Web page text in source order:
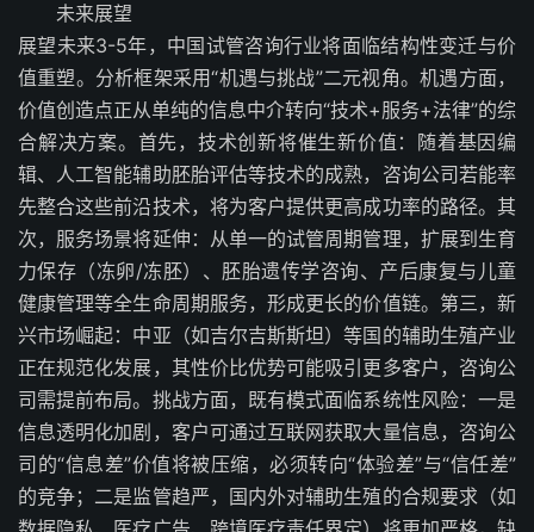
未来展望
展望未来3-5年，中国试管咨询行业将面临结构性变迁与价
值重塑。分析框架采用“机遇与挑战”二元视角。机遇方面，
价值创造点正从单纯的信息中介转向“技术+服务+法律”的综
合解决方案。首先，技术创新将催生新价值：随着基因编
辑、人工智能辅助胚胎评估等技术的成熟，咨询公司若能率
先整合这些前沿技术，将为客户提供更高成功率的路径。其
次，服务场景将延伸：从单一的试管周期管理，扩展到生育
力保存（冻卵/冻胚）、胚胎遗传学咨询、产后康复与儿童
健康管理等全生命周期服务，形成更长的价值链。第三，新
兴市场崛起：中亚（如吉尔吉斯斯坦）等国的辅助生殖产业
正在规范化发展，其性价比优势可能吸引更多客户，咨询公
司需提前布局。挑战方面，既有模式面临系统性风险：一是
信息透明化加剧，客户可通过互联网获取大量信息，咨询公
司的“信息差”价值将被压缩，必须转向“体验差”与“信任差”
的竞争；二是监管趋严，国内外对辅助生殖的合规要求（如